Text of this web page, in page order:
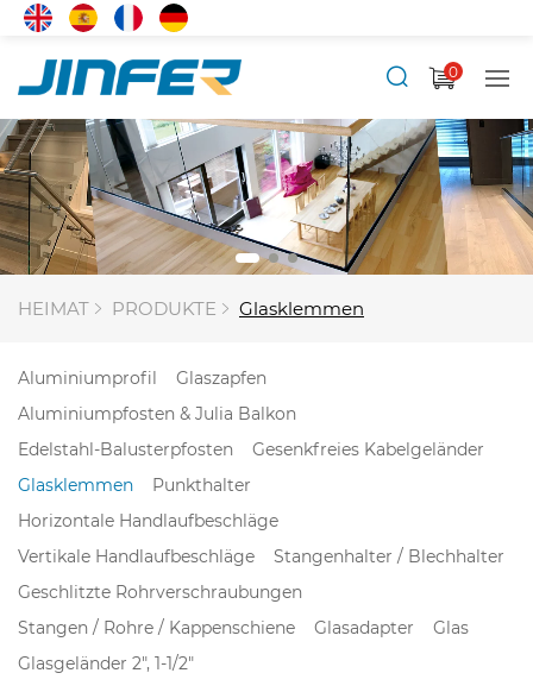
0
HEIMAT PRODUKTE Glasklemmen
Aluminiumprofil
Glaszapfen
Aluminiumpfosten & Julia Balkon
Edelstahl-Balusterpfosten
Gesenkfreies Kabelgeländer
Glasklemmen
Punkthalter
Horizontale Handlaufbeschläge
Vertikale Handlaufbeschläge
Stangenhalter / Blechhalter
Geschlitzte Rohrverschraubungen
Stangen / Rohre / Kappenschiene
Glasadapter
Glas
Glasgeländer 2", 1-1/2"